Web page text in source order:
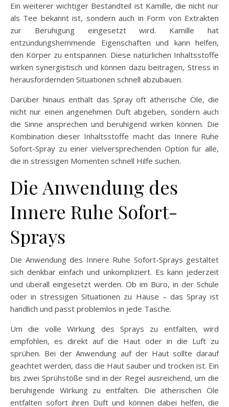
Ein weiterer wichtiger Bestandteil ist Kamille, die nicht nur
als Tee bekannt ist, sondern auch in Form von Extrakten
zur Beruhigung eingesetzt wird. Kamille hat
entzündungshemmende Eigenschaften und kann helfen,
den Körper zu entspannen. Diese natürlichen Inhaltsstoffe
wirken synergistisch und können dazu beitragen, Stress in
herausfordernden Situationen schnell abzubauen.
Darüber hinaus enthält das Spray oft ätherische Öle, die
nicht nur einen angenehmen Duft abgeben, sondern auch
die Sinne ansprechen und beruhigend wirken können. Die
Kombination dieser Inhaltsstoffe macht das Innere Ruhe
Sofort-Spray zu einer vielversprechenden Option für alle,
die in stressigen Momenten schnell Hilfe suchen.
Die Anwendung des
Innere Ruhe Sofort-
Sprays
Die Anwendung des Innere Ruhe Sofort-Sprays gestaltet
sich denkbar einfach und unkompliziert. Es kann jederzeit
und überall eingesetzt werden. Ob im Büro, in der Schule
oder in stressigen Situationen zu Hause – das Spray ist
handlich und passt problemlos in jede Tasche.
Um die volle Wirkung des Sprays zu entfalten, wird
empfohlen, es direkt auf die Haut oder in die Luft zu
sprühen. Bei der Anwendung auf der Haut sollte darauf
geachtet werden, dass die Haut sauber und trocken ist. Ein
bis zwei Sprühstöße sind in der Regel ausreichend, um die
beruhigende Wirkung zu entfalten. Die ätherischen Öle
entfalten sofort ihren Duft und können dabei helfen, die